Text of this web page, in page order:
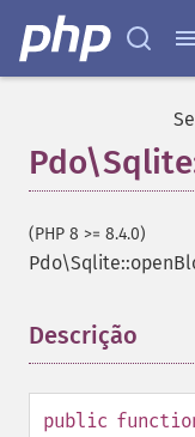
(PHP 8 >= 8.4.0)
Descrição
public